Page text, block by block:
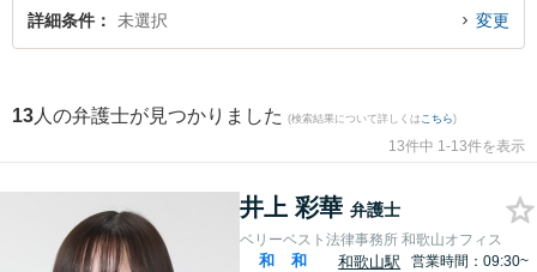
相談無料で職場いじめを法律相談できる和歌山県内の弁護士に相談予約した
詳細条件 未選択 変更
13 人の弁護士が見つかりました (検索結果について詳しくは こちら)
13件中 1-13件を表示
井上 彩華 弁護士
ベリーベスト法律事務所 和歌山オフィス
和
和
和歌山駅
営業時間：09:30~